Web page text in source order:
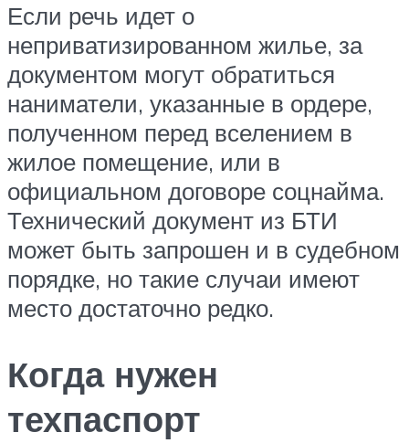
Если речь идет о
неприватизированном жилье, за
документом могут обратиться
наниматели, указанные в ордере,
полученном перед вселением в
жилое помещение, или в
официальном договоре соцнайма.
Технический документ из БТИ
может быть запрошен и в судебном
порядке, но такие случаи имеют
место достаточно редко.
Когда нужен
техпаспорт